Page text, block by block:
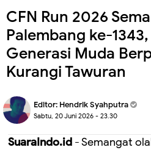
CFN Run 2026
Palembang ke-
Generasi Muda
Kurangi Tawuran
Editor: Hendrik Syahputra
Sabtu, 20 Juni 2026 - 23.30
SuaraIndo.id - Semangat